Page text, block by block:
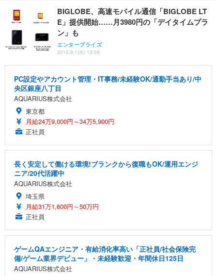
BIGLOBE、高速モバイル通信「BIGLOBE LT
E」提供開始……月3980円の「デイタイムプラ
ン」も
エンタープライズ
2012.8.1(水) 13:59
PC設定やアカウント管理・IT事務/未経験OK/通勤手当あり/中
央区銀座八丁目
AQUARIUS株式会社
東京都
月給24万9,000円～34万5,900円
正社員
長く安定して働ける環境!ブランクから復職もOK/運用エンジ
ニア/20代活躍中
AQUARIUS株式会社
埼玉県
月給31万1,600円～50万円
正社員
ゲームQAエンジニア・有給消化率高い「正社員/社会保険完
備/ゲーム業界デビュー」・未経験歓迎・年間休日125日
AQUARIUS株式会社